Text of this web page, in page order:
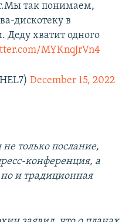
так понимаем,
дискотеку в
Деду хватит одного
MYKnqJrVn4
December 15, 2022
только послание,
конференция, а
и традиционная